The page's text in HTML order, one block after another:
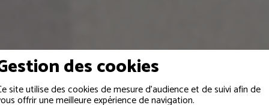
des cookies
site utilise des cookies de mesure d'audience et de suivi afin de
offrir une meilleure expérience de navigation.